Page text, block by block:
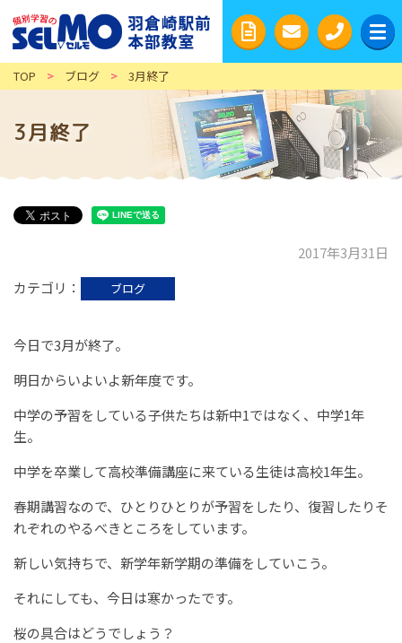
TOP > ブログ > 3月終了
3月終了
2017年3月31日
カテゴリ
ブログ
今日で3月が終了。
明日からいよいよ新年度です。
中学の予習をしている子供たちは新中1ではなく、中学1年
生。
中学を卒業して高校準備講座に来ている生徒は高校1年生。
春期講習なので、ひとりひとりが予習をしたり、復習したりそ
れぞれのやるべきところをしています。
新しい気持ちで、新学年新学期の準備をしていこう。
それにしても、今日は寒かったです。
桜の具合はどうでしょう？